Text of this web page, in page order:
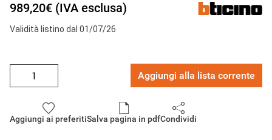
impostazioni (es. luminosità della retroilluminazione, volume
della suoneria, volume dell’altoparlante, volume tasti, durata
dello screensaver). Possibilità di caricare screensaver
direttamente tramite l’alimentatore 375005.
Installazione da incasso con scatola dedicata 375009.
989,20€ (IVA esclusa)
Validità listino dal 01/07/26
Aggiungi alla lista corrente
Aggiungi ai preferitiSalva pagina in pdfCondividi